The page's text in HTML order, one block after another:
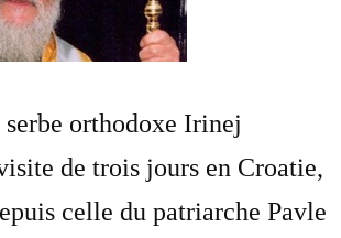
orthodoxe Irinej
de trois jours en Croatie,
celle du patriarche Pavle